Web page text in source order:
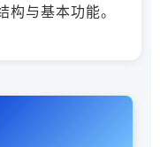
构与基本功能。